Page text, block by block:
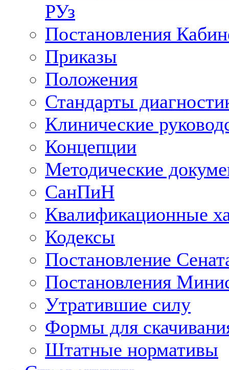
РУз
Постановления
Приказы
Положения
Стандарты
Клинические
Концепции
Методические
СанПиН
Квалификационные
Кодексы
Постановление
Постановления
Утратившие силу
Формы для
Штатные нормативы